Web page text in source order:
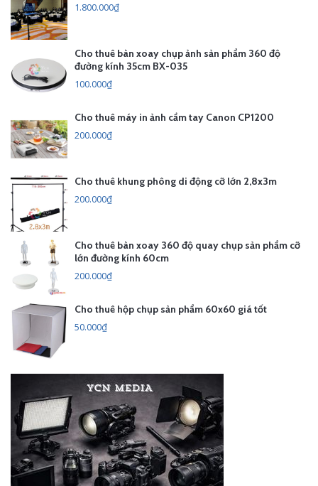
1.800.000₫
Cho thuê bàn xoay chụp ảnh sản phẩm 360 độ
đường kính 35cm BX-035
100.000₫
Cho thuê máy in ảnh cầm tay Canon CP1200
200.000₫
Cho thuê khung phông di động cỡ lớn 2,8x3m
200.000₫
Cho thuê bàn xoay 360 độ quay chụp sản phẩm cỡ
lớn đường kính 60cm
200.000₫
Cho thuê hộp chụp sản phẩm 60x60 giá tốt
50.000₫